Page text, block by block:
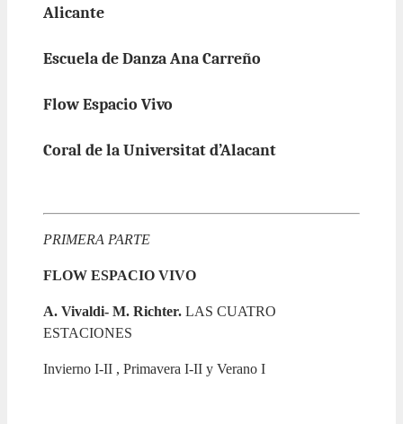
Alicante
Escuela de Danza Ana Carreño
Flow Espacio Vivo
Coral de la Universitat d’Alacant
PRIMERA PARTE
FLOW ESPACIO VIVO
A. Vivaldi- M. Richter. LAS CUATRO
ESTACIONES
Invierno I-II , Primavera I-II y Verano I